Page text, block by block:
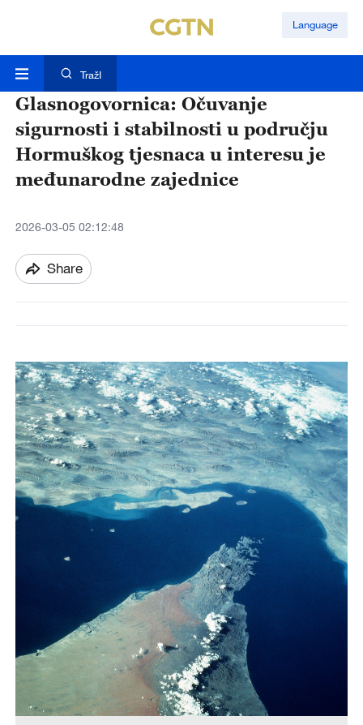
Language
TražI
Glasnogovornica: Očuvanje
sigurnosti i stabilnosti u području
Hormuškog tjesnaca u interesu je
međunarodne zajednice
2026-03-05 02:12:48
Share